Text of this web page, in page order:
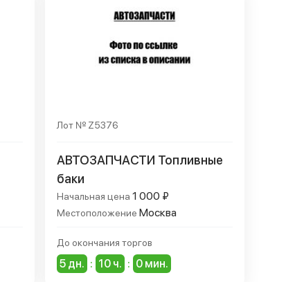
Лот № Z5376
АВТОЗАПЧАСТИ Топливные
баки
Начальная цена 1 000 ₽
Местоположение Москва
До окончания торгов
5 дн. : 10 ч. : 0 мин.